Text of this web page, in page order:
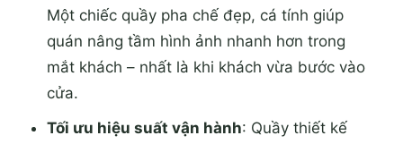
Một chiếc quầy pha chế đẹp, cá tính giúp
quán nâng tầm hình ảnh nhanh hơn trong
mắt khách – nhất là khi khách vừa bước vào
cửa.
Tối ưu hiệu suất vận hành: Quầy thiết kế